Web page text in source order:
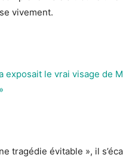
vivement.
exposait le vrai visage de
tragédie évitable », il